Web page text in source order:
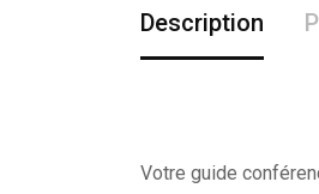
Description
Votre guide